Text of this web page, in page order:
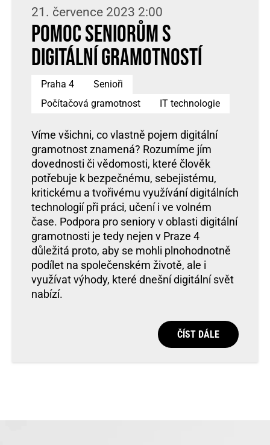
21. července 2023 2:00
Pomoc seniorům s
digitální gramotností
Praha 4
Senioři
Počítačová gramotnost
IT technologie
Víme všichni, co vlastně pojem digitální
gramotnost znamená? Rozumíme jím
dovednosti či vědomosti, které člověk
potřebuje k bezpečnému, sebejistému,
kritickému a tvořivému využívání digitálních
technologií při práci, učení i ve volném
čase. Podpora pro seniory v oblasti digitální
gramotnosti je tedy nejen v Praze 4
důležitá proto, aby se mohli plnohodnotně
podílet na společenském životě, ale i
využívat výhody, které dnešní digitální svět
nabízí.
ČÍST DÁLE